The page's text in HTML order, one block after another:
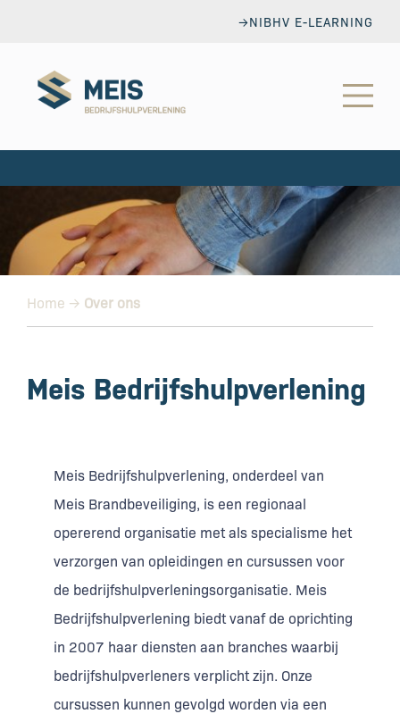
→NIBHV E-LEARNING
Home → Over ons
Meis Bedrijfshulp­verlening
Meis Bedrijfshulpverlening, onderdeel van
Meis Brandbeveiliging, is een regionaal
opererend organisatie met als specialisme het
verzorgen van opleidingen en cursussen voor
de bedrijfshulpverleningsorganisatie. Meis
Bedrijfshulpverlening biedt vanaf de oprichting
in 2007 haar diensten aan branches waarbij
bedrijfshulpverleners verplicht zijn. Onze
cursussen kunnen gevolgd worden via een